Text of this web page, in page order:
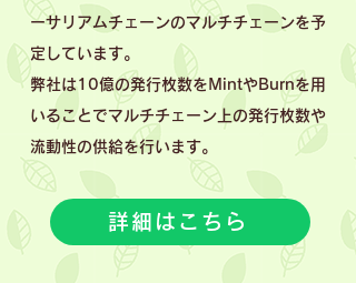
ーサリアムチェーンのマルチチェーンを予
定しています。
弊社は10億の発行枚数をMintやBurnを用
いることでマルチチェーン上の発行枚数や
流動性の供給を行います。
詳細はこちら